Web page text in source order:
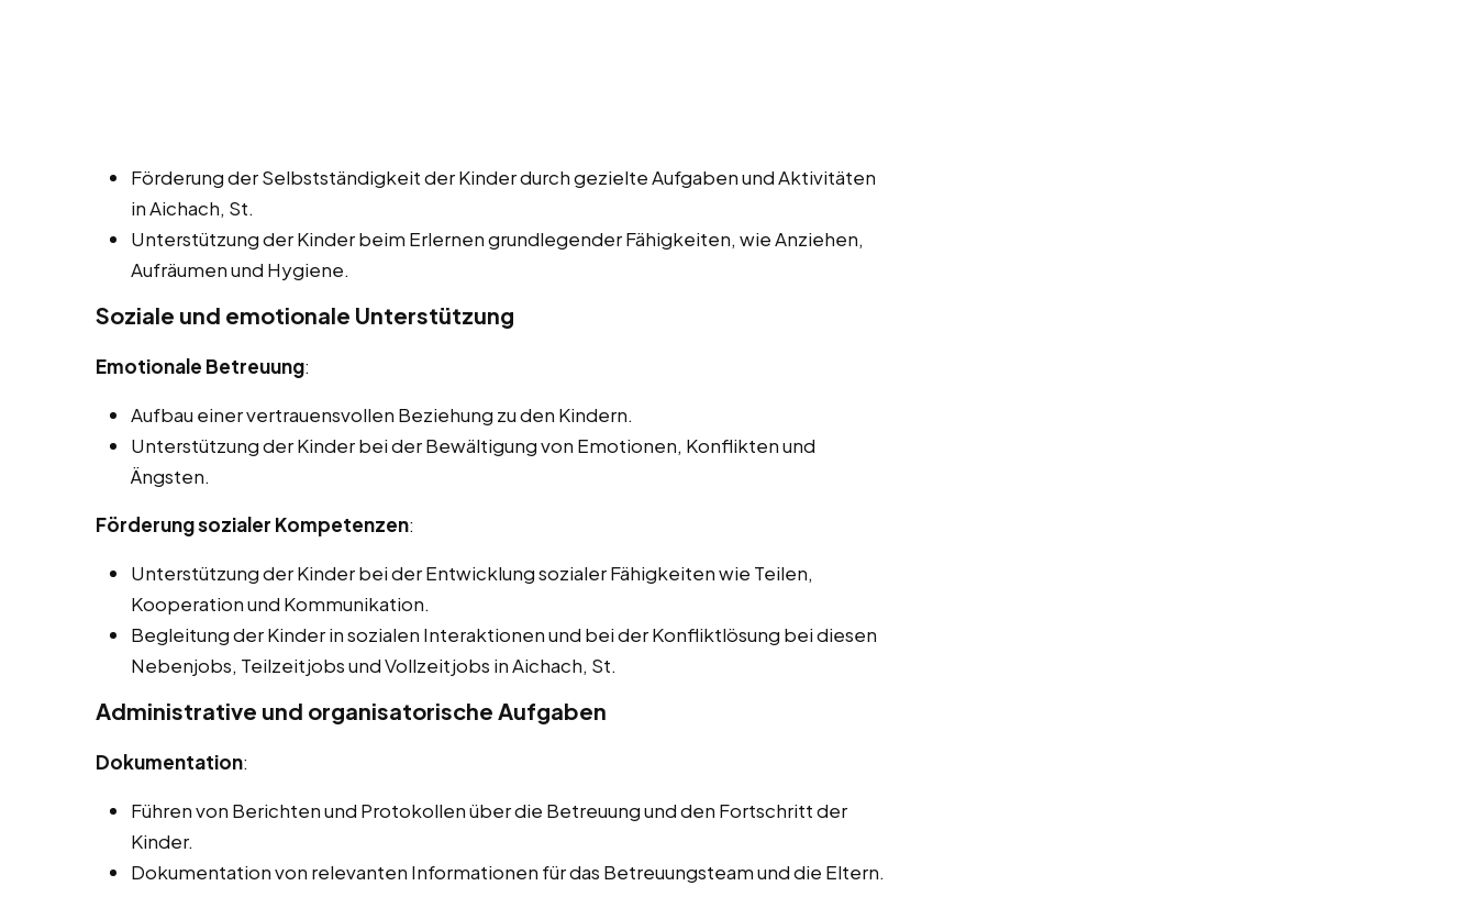
Förderung der Selbstständigkeit der Kinder durch gezielte Aufgaben und Aktivitäten
in Aichach, St.
Unterstützung der Kinder beim Erlernen grundlegender Fähigkeiten, wie Anziehen,
Aufräumen und Hygiene.
Soziale und emotionale Unterstützung
Emotionale Betreuung:
Aufbau einer vertrauensvollen Beziehung zu den Kindern.
Unterstützung der Kinder bei der Bewältigung von Emotionen, Konflikten und
Ängsten.
Förderung sozialer Kompetenzen:
Unterstützung der Kinder bei der Entwicklung sozialer Fähigkeiten wie Teilen,
Kooperation und Kommunikation.
Begleitung der Kinder in sozialen Interaktionen und bei der Konfliktlösung bei diesen
Nebenjobs, Teilzeitjobs und Vollzeitjobs in Aichach, St.
Administrative und organisatorische Aufgaben
Dokumentation:
Führen von Berichten und Protokollen über die Betreuung und den Fortschritt der
Kinder.
Dokumentation von relevanten Informationen für das Betreuungsteam und die Eltern.